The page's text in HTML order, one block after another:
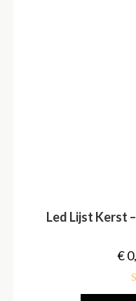
Led Lijst Kerst
€